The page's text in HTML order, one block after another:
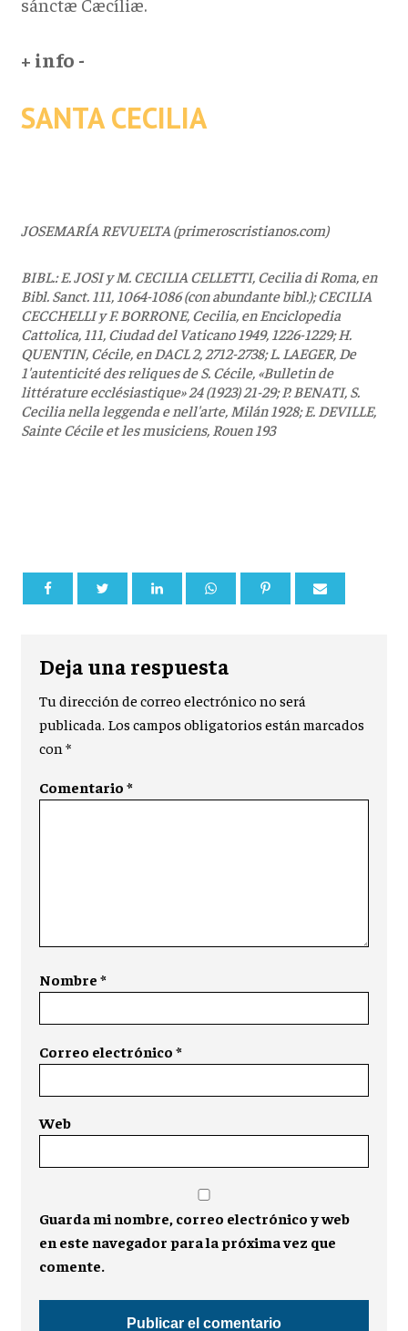
+ info -
SANTA CECILIA
JOSEMARÍA REVUELTA (primeroscristianos.com)
BIBL.: E. JOSI y M. CECILIA CELLETTI, Cecilia di Roma, en
Bibl. Sanct. 111, 1064-1086 (con abundante bibl.); CECILIA
CECCHELLI y F. BORRONE, Cecilia, en Enciclopedia
Cattolica, 111, Ciudad del Vaticano 1949, 1226-1229; H.
QUENTIN, Cécile, en DACL 2, 2712-2738; L. LAEGER, De
1'autenticité des reliques de S. Cécile, «Bulletin de
littérature ecclésiastique» 24 (1923) 21-29; P. BENATI, S.
Cecilia nella leggenda e nell'arte, Milán 1928; E. DEVILLE,
Sainte Cécile et les musiciens, Rouen 193
Deja una respuesta
Tu dirección de correo electrónico no será
publicada. Los campos obligatorios están marcados
con*
Comentario*
Nombre*
Correo electrónico*
Web
Guarda mi nombre, correo electrónico y web
en este navegador para la próxima vez que
comente.